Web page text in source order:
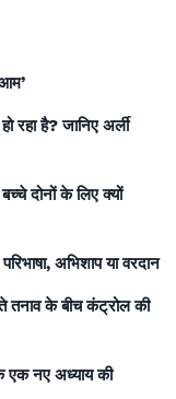
रहा है? जानिए अर्ली
दोनों के लिए क्यों
अभिशाप या वरदान
तनाव के बीच कंट्रोल की
एक नए अध्याय की